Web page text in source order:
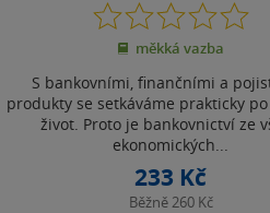
0.0
z
5
měkká vazba
S bankovními, finančními a
produkty se setkáváme prakticky
život. Proto je bankovnictví ze
ekonomických...
233 Kč
Běžně 260 Kč